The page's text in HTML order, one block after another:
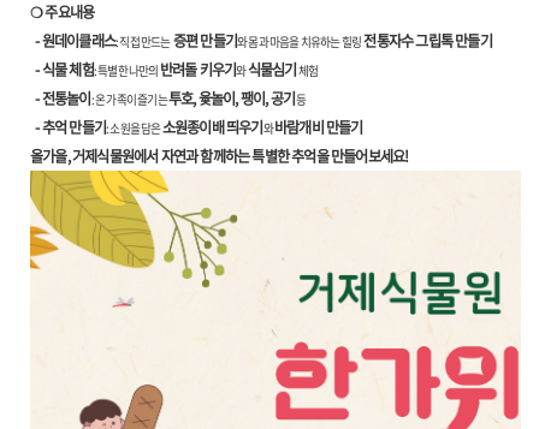
❍ 주요내용
- 원데이클래스: 직접 만드는증편 만들기와 몸과 마음을 치유하는 힐링전통자수 그립톡 만들기
- 식물 체험: 특별한 나만의 반려돌 키우기와식물심기체험
- 전통놀이: 온 가족이 즐기는투호, 윷놀이, 팽이, 공기등
- 추억 만들기: 소원을 담은소원종이배 띄우기와바람개비 만들기
올가을, 거제식물원에서 자연과 함께하는 특별한 추억을 만들어보세요!